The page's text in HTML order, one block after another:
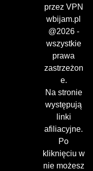
przez VPN
wbijam.pl
@2026 -
wszystkie
prawa
zastrzeżon
e.
Na stronie
występują
linki
afiliacyjne.
Po
kliknięciu w
nie możesz